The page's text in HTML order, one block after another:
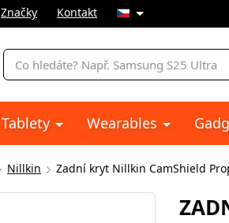
Značky Kontakt
Vyhledávání
Tablety Wearables
Nillkin Zadní kryt Nillkin CamShield